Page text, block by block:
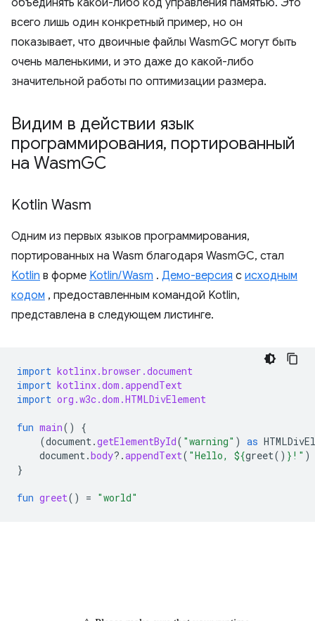
объединять какой-либо код управления памятью. Это
всего лишь один конкретный пример, но он
показывает, что двоичные файлы WasmGC могут быть
очень маленькими, и это даже до какой-либо
значительной работы по оптимизации размера.
Видим в действии язык
программирования, портированный
на WasmGC
Kotlin Wasm
Одним из первых языков программирования,
портированных на Wasm благодаря WasmGC, стал
Kotlin в форме Kotlin/Wasm . Демо-версия с исходным
кодом , предоставленным командой Kotlin,
представлена в следующем листинге.
import kotlinx.browser.document
import kotlinx.dom.appendText
import org.w3c.dom.HTMLDivElement
fun main()
{
(document.getElementById( "warning" ) as
document.body?.appendText( "Hello, ${greet() } !" )
}
fun greet() = "world"